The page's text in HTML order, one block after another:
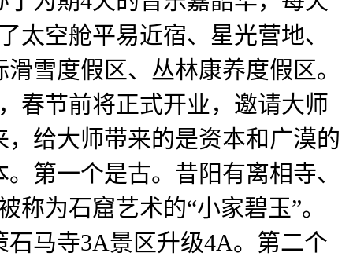
太空舱平易近宿、星光营地、
雪度假区、丛林康养度假区。
春节前将正式开业，邀请大师
给大师带来的是资本和广漠的
第一个是古。昔阳有离相寺、
为石窟艺术的“小家碧玉”。
马寺3A景区升级4A。第二个